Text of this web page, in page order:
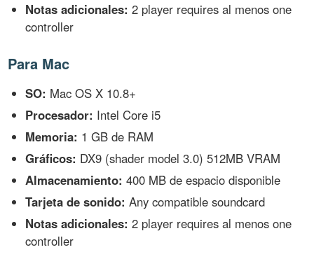
Notas adicionales: 2 player requires al menos one
controller
Para Mac
SO: Mac OS X 10.8+
Procesador: Intel Core i5
Memoria: 1 GB de RAM
Gráficos: DX9 (shader model 3.0) 512MB VRAM
Almacenamiento: 400 MB de espacio disponible
Tarjeta de sonido: Any compatible soundcard
Notas adicionales: 2 player requires al menos one
controller